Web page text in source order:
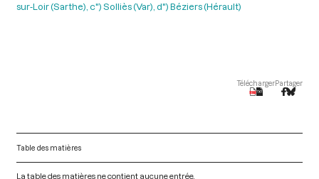
sur-Loir (Sarthe), c") Solliès (Var), d") Béziers (Hérault)
TéléchargerPartager
Table des matières
La table des matières ne contient aucune entrée.